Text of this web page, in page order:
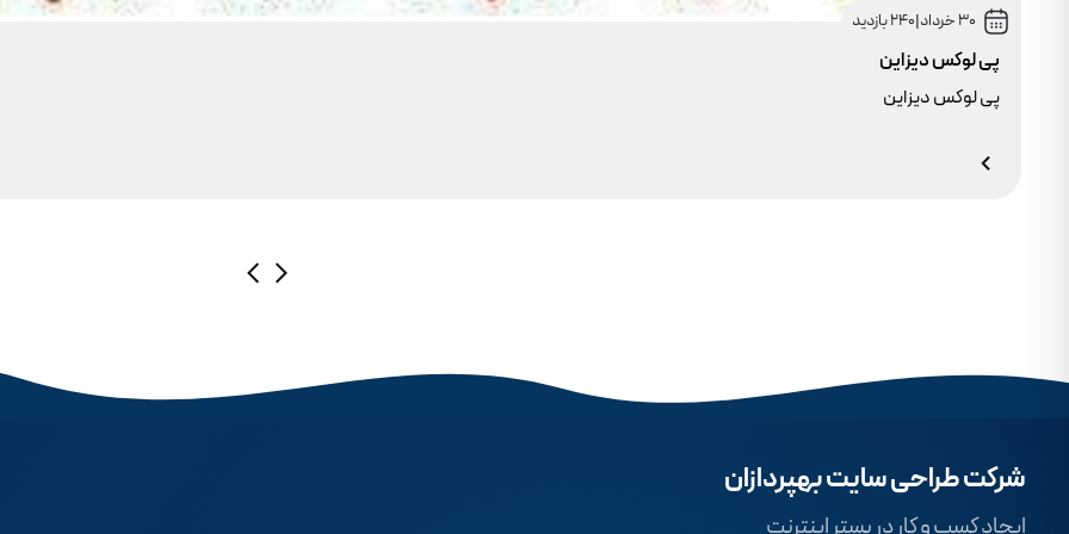
30 خرداد |240 بازدید
پی لوکس دیزاین
پی لوکس دیزاین
شرکت طراحی سایت بهپردازان
ایجاد کسب و کار در بستر اینترنت